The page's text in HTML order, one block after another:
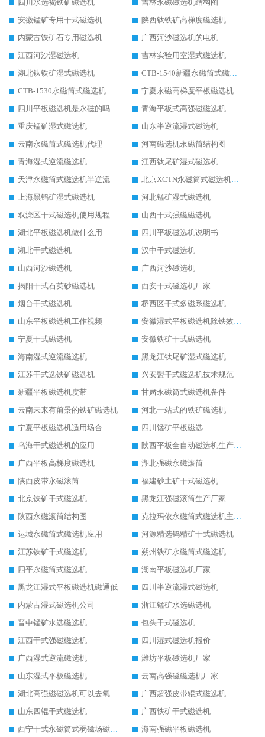
四川水选褐铁矿磁选机
吉林永磁磁选机结构图
安徽锰矿专用干式磁选机
陕西钛铁矿高梯度磁选机
内蒙古铁矿石专用磁选机
广西河沙磁选机的电机
江西河沙湿磁选机
吉林实验用室湿式磁选机
湖北钛铁矿湿式磁选机
CTB-1540新疆永磁筒式磁选机
CTB-1530永磁筒式磁选机代理商
宁夏永磁高梯度平板磁选机
四川平板磁选机是永磁的吗
青海平板式高强磁磁选机
重庆锰矿湿式磁选机
山东半逆流湿式磁选机
云南永磁筒式磁选机代理
河南磁选机永磁筒结构图
青海湿式逆流磁选机
江西钛尾矿湿式磁选机
天津永磁筒式磁选机半逆流
北京XCTN永磁筒式磁选机磁块位置
上海黑钨矿湿式磁选机
河北锰矿湿式磁选机
双滦区干式磁选机使用规程
山西干式强磁磁选机
湖北平板磁选机做什么用
四川平板磁选机说明书
湖北干式磁选机
汉中干式磁选机
山西河沙磁选机
广西河沙磁选机
揭阳干式石英砂磁选机
西安干式磁选机厂家
烟台干式磁选机
桥西区干式多磁系磁选机
山东平板磁选机工作视频
安徽湿式平板磁选机除铁效果怎么样
宁夏干式磁选机
安徽铁矿干式磁选机
海南湿式逆流磁选机
黑龙江钛尾矿湿式磁选机
江苏干式选铁矿磁选机
兴安盟干式磁选机技术规范
新疆平板磁选机皮带
甘肃永磁筒式磁选机备件
云南未来有前景的铁矿磁选机
河北一站式的铁矿磁选机
宁夏平板磁选机适用场合
四川锰矿平板磁选
乌海干式磁选机的应用
陕西平板全自动磁选机生产厂家
广西平板高梯度磁选机
湖北强磁永磁滚筒
陕西皮带永磁滚筒
福建砂土矿干式磁选机
北京铁矿干式磁选机
黑龙江强磁滚筒生产厂家
陕西永磁滚筒结构图
克拉玛依永磁筒式磁选机主要技术参数
运城永磁筒式磁选机应用
河源精选钨精矿干式磁选机
江苏铁矿干式磁选机
朔州铁矿永磁筒式磁选机
四平永磁筒式磁选机
湖南平板磁选机厂家
黑龙江湿式平板磁选机磁通低
四川半逆流湿式磁选机
内蒙古湿式磁选机公司
浙江锰矿水选磁选机
晋中锰矿水选磁选机
包头干式磁选机
江西干式强磁磁选机
四川湿式磁选机报价
广西湿式逆流磁选机
潍坊平板磁选机厂家
山东湿式平板磁选机
云南高强磁磁选机厂家
湖北高强磁磁选机可以去氧化铝
广西超强皮带辊式磁选机
山东四辊干式磁选机
广西铁矿干式磁选机
西宁干式永磁筒式弱磁场磁选机结构图
海南强磁平板磁选机